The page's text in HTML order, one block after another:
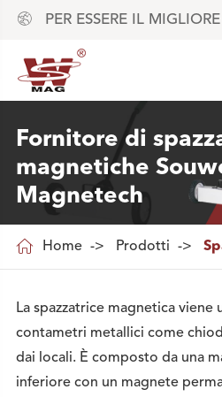
 PER ESSERE IL
Fornitore di
magnetiche
Magnetech
 Home Prodotti
La spazzatrice magnetica
contametri metallici come
dai locali. È composto da una
inferiore con un magnete